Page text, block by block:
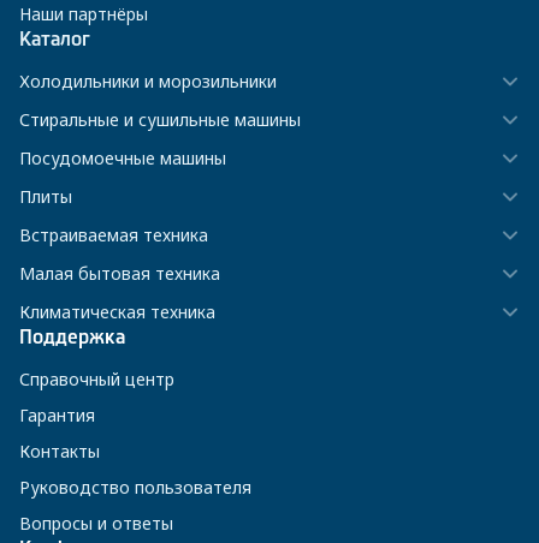
Наши партнёры
Каталог
Холодильники и морозильники
Стиральные и сушильные машины
Посудомоечные машины
Плиты
Встраиваемая техника
Малая бытовая техника
Климатическая техника
Поддержка
Справочный центр
Гарантия
Контакты
Руководство пользователя
Вопросы и ответы